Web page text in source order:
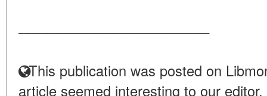
This publication was posted on
article seemed interesting to our editor.